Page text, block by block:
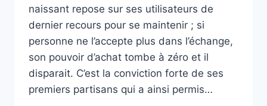
naissant repose sur ses utilisateurs de
dernier recours pour se maintenir ; si
personne ne l’accepte plus dans l’échange,
son pouvoir d’achat tombe à zéro et il
disparait. C’est la conviction forte de ses
premiers partisans qui a ainsi permis…